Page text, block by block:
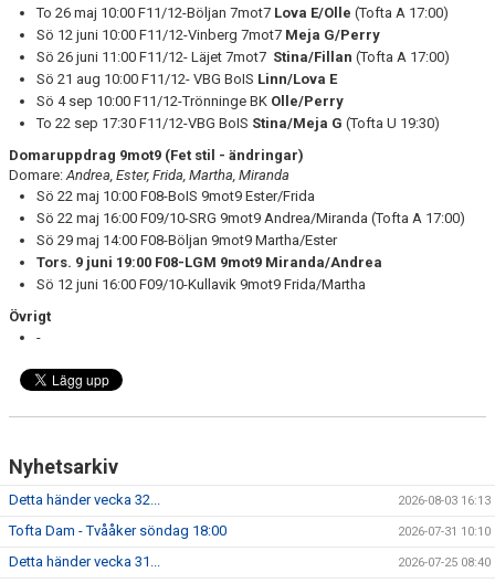
To 26 maj 10:00 F11/12-Böljan 7mot7 Lova E/Olle (Tofta A 17:00)
Sö 12 juni 10:00 F11/12-Vinberg 7mot7 Meja G/Perry
Sö 26 juni 11:00 F11/12- Läjet 7mot7 Stina/Fillan (Tofta A 17:00)
Sö 21 aug 10:00 F11/12- VBG BoIS Linn/Lova E
Sö 4 sep 10:00 F11/12-Trönninge BK Olle/Perry
To 22 sep 17:30 F11/12-VBG BoIS Stina/Meja G (Tofta U 19:30)
Domaruppdrag 9mot9 (Fet stil - ändringar)
Domare:Andrea, Ester, Frida, Martha, Miranda
Sö 22 maj 10:00 F08-BoIS 9mot9 Ester/Frida
Sö 22 maj 16:00 F09/10-SRG 9mot9 Andrea/Miranda (Tofta A 17:00)
Sö 29 maj 14:00 F08-Böljan 9mot9 Martha/Ester
Tors. 9 juni 19:00 F08-LGM 9mot9 Miranda/Andrea
Sö 12 juni 16:00 F09/10-Kullavik 9mot9 Frida/Martha
Övrigt
-
Nyhetsarkiv
Detta händer vecka 32... 2026-08-03 16:13
Tofta Dam - Tvååker söndag 18:00 2026-07-31 10:10
Detta händer vecka 31... 2026-07-25 08:40